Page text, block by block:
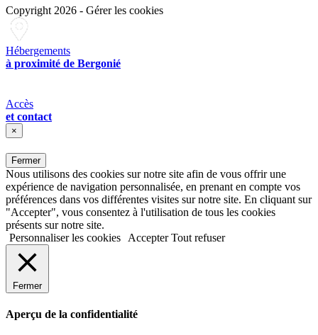
Copyright 2026 - Gérer les cookies
Hébergements
à proximité de Bergonié
Accès
et contact
×
Fermer
Nous utilisons des cookies sur notre site afin de vous offrir une
expérience de navigation personnalisée, en prenant en compte vos
préférences dans vos différentes visites sur notre site. En cliquant sur
"Accepter", vous consentez à l'utilisation de tous les cookies
présents sur notre site.
Personnaliser les cookies
Accepter Tout refuser
Fermer
Aperçu de la confidentialité